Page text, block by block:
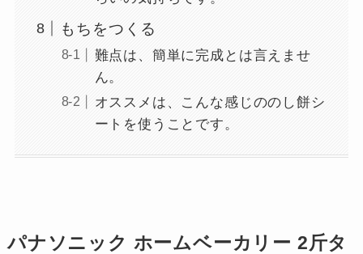
もちをつくる
難点は、簡単に完成とは言えませ
ん。
オススメは、こんな感じののし餅シ
ートを使うことです。
パナソニック ホームベーカリー 2斤タ